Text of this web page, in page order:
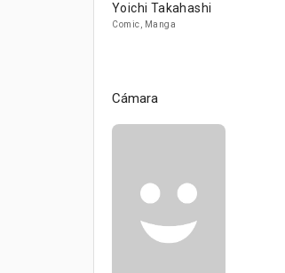
Yoichi Takahashi
Comic, Manga
Cámara